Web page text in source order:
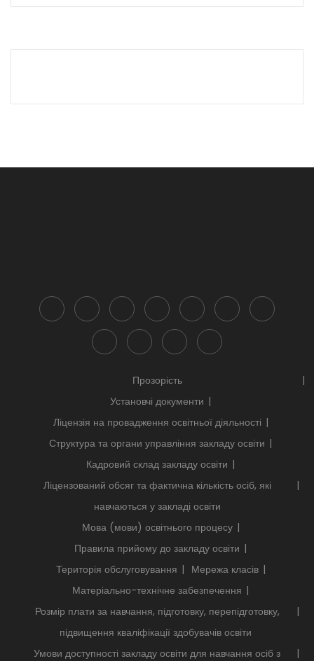
Прозорість
Установчі документи
Ліцензія на провадження освітньої діяльності
Структура та органи управління закладу освіти
Кадровий склад закладу освіти
Ліцензований обсяг та фактична кількість осіб, які
навчаються у закладі освіти
Мова (мови) освітнього процесу
Правила прийому до закладу освіти
Територія обслуговування
Мережа класів
Матеріально-технічне забезпечення
Розмір плати за навчання, підготовку, перепідготовку,
підвищення кваліфікації здобувачів освіти
Умови доступності закладу освіти для навчання осіб з